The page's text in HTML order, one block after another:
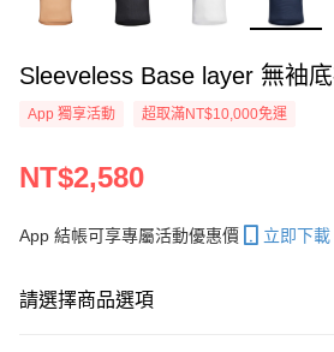
Sleeveless Base layer 無袖
App 獨享活動 超取滿NT$10,000免運
NT$2,580
App 結帳可享專屬活動優惠價 立即下載
請選擇商品選項